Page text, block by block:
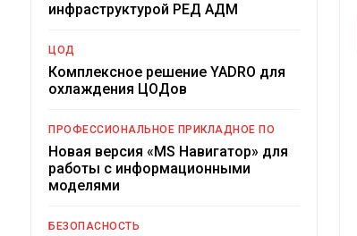
инфраструктурой РЕД АДМ
ЦОД
Комплексное решение YADRO для
охлаждения ЦОДов
ПРОФЕССИОНАЛЬНОЕ ПРИКЛАДНОЕ ПО
Новая версия «MS Навигатор» для
работы с информационными
моделями
БЕЗОПАСНОСТЬ